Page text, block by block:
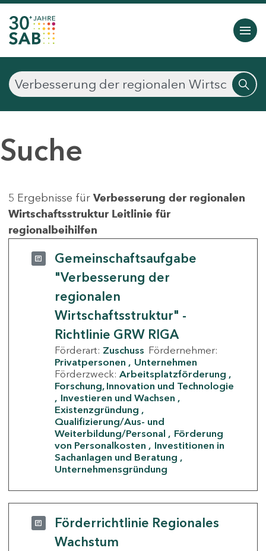
Suche
5 Ergebnisse für Verbesserung der regionalen
Wirtschaftsstruktur Leitlinie für
regionalbeihilfen
Gemeinschaftsaufgabe
"Verbesserung der
regionalen
Wirtschaftsstruktur" -
Richtlinie GRW RIGA
Förderart: Zuschuss Fördernehmer:
Privatpersonen
Unternehmen
Förderzweck: Arbeitsplatzförderung
Forschung, Innovation und Technologie
Investieren und Wachsen
Existenzgründung
Qualifizierung/Aus- und
Weiterbildung/Personal
Förderung
von Personalkosten
Investitionen in
Sachanlagen und Beratung
Unternehmensgründung
Förderrichtlinie Regionales
Wachstum